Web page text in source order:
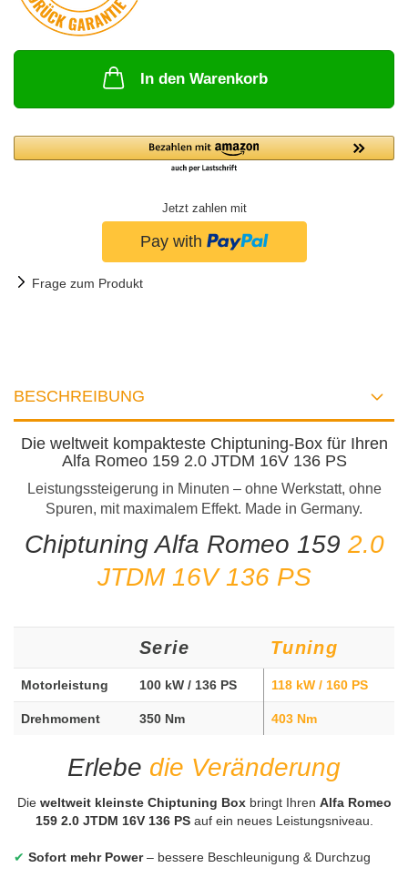
In den Warenkorb
Jetzt zahlen mit
Frage zum Produkt
BESCHREIBUNG
Die weltweit kompakteste Chiptuning-Box für Ihren
Alfa Romeo 159 2.0 JTDM 16V 136 PS
Leistungssteigerung in Minuten – ohne Werkstatt, ohne
Spuren, mit maximalem Effekt. Made in Germany.
Chiptuning Alfa Romeo 159 2.0
JTDM 16V 136 PS
Serie Tuning
Motorleistung 100 kW / 136 PS 118 kW / 160 PS
Drehmoment 350 Nm 403 Nm
Erlebe die Veränderung
Die weltweit kleinste Chiptuning Boxbringt Ihren Alfa Romeo
159 2.0 JTDM 16V 136 PSauf ein neues Leistungsniveau.
✔ Sofort mehr Power– bessere Beschleunigung & Durchzug